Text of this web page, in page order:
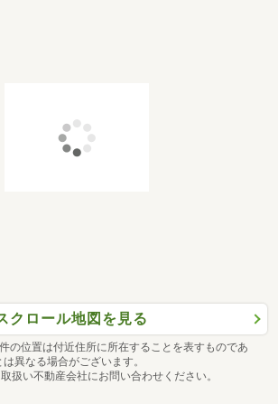
クロール地図を見る
の位置は付近住所に所在することを表すものであ
異なる場合がございます。
扱い不動産会社にお問い合わせください。